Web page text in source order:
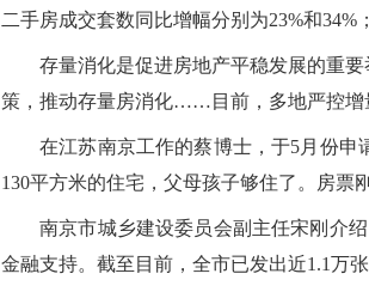
二手房成交套数同比增幅分别为23%和
存量消化是促进房地产平稳发展的重
策，推动存量房消化……目前，多地严控增
在江苏南京工作的蔡博士，于5月份申
130平方米的住宅，父母孩子够住了。房
南京市城乡建设委员会副主任宋刚介
金融支持。截至目前，全市已发出近1.1万